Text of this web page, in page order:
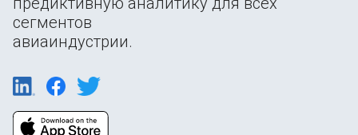
сегментов
авиаиндустрии.